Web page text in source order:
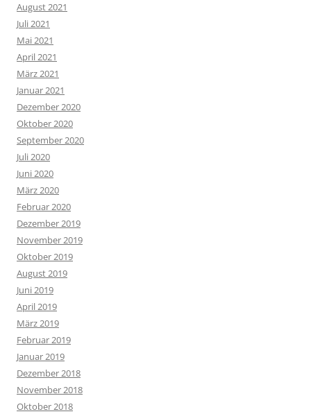
August 2021
Juli 2021
Mai 2021
April 2021
März 2021
Januar 2021
Dezember 2020
Oktober 2020
September 2020
Juli 2020
Juni 2020
März 2020
Februar 2020
Dezember 2019
November 2019
Oktober 2019
August 2019
Juni 2019
April 2019
März 2019
Februar 2019
Januar 2019
Dezember 2018
November 2018
Oktober 2018